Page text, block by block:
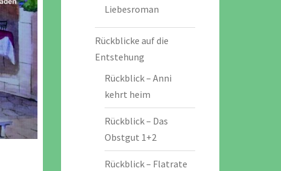
Liebesroman
Rückblicke auf die
Entstehung
Rückblick – Anni
kehrt heim
Rückblick – Das
Obstgut 1+2
Rückblick – Flatrate